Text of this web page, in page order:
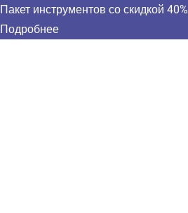
Пакет инструментов со скидкой 40%
Подробнее